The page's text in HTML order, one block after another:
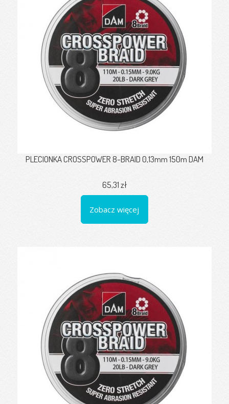
PLECIONKA CROSSPOWER 8-BRAID 0,13mm 150m DAM
65,31 zł
Zobacz więcej